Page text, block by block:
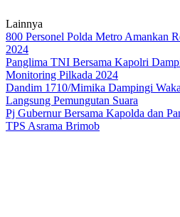
Lainnya
800 Personel Polda Metro Amankan
2024
Panglima TNI Bersama Kapolri
Monitoring Pilkada 2024
Dandim 1710/Mimika Dampingi
Langsung Pemungutan Suara
Pj Gubernur Bersama Kapolda dan
TPS Asrama Brimob